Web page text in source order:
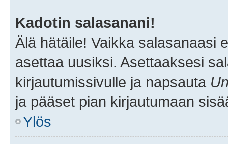
Kadotin salasanani!
Älä hätäile! Vaikka salasanaasi
asettaa uusiksi. Asettaaksesi
kirjautumissivulle ja napsauta
ja pääset pian kirjautumaan
Ylös